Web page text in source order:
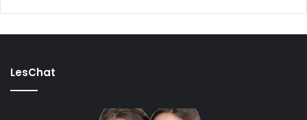
LesChat